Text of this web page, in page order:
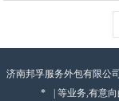
济南邦孚服务外包有限公
*
| 等业务,有意